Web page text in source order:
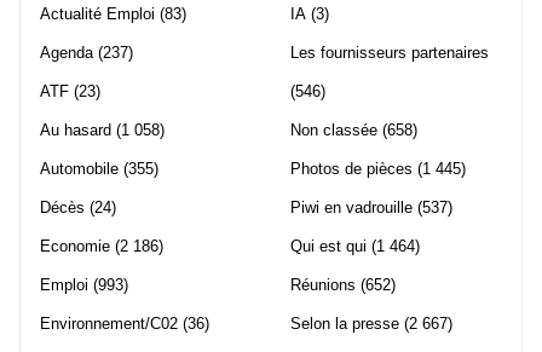
Actualité Emploi (83)
Agenda(237)
ATF (23)
Au hasard (1 058)
Automobile (355)
Décès (24)
Economie (2 186)
Emploi (993)
Environnement/C02 (36)
IA (3)
Les fournisseurs partenaires
(546)
Non classée (658)
Photos de pièces (1 445)
Piwi en vadrouille (537)
Qui est qui (1 464)
Réunions (652)
Selon la presse (2 667)